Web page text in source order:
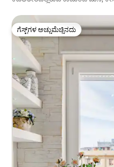
ಗೆಸ್ಟ್‌ಗಳ ಅಚ್ಚುಮೆಚ್ಚಿನದು
ಗೆಸ್ಟ್‌ಗಳ ಅಚ್ಚುಮೆಚ್ಚಿನದು